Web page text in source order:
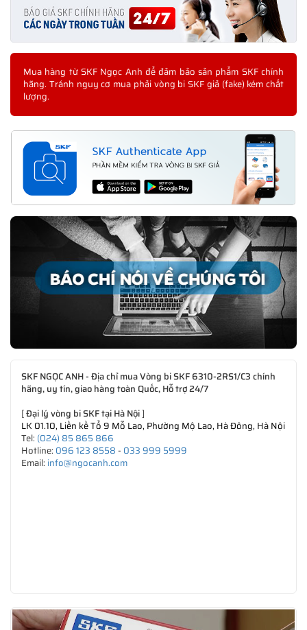
Mua hàng từ SKF Ngọc Anh để đảm bảo sản phẩm SKF chính
hãng. Tránh nguy cơ mua phải vòng bi SKF giả (fake) kém chất
lượng.
SKF NGỌC ANH - Địa chỉ mua Vòng bi SKF 6310-2RS1/C3 chính
hãng, uy tín, giao hàng toàn Quốc, Hỗ trợ 24/7
[Đại lý vòng bi SKF tại Hà Nội]
LK 01.10, Liền kề Tổ 9 Mỗ Lao, Phường Mộ Lao, Hà Đông, Hà Nội
Tel: (024) 85 865 866
Hotline: 096 123 8558- 033 999 5999
Email: info@ngocanh.com